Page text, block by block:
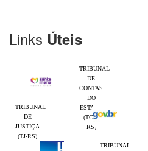
Links Úteis
TRIBUNAL
DE
CONTAS
DO
ESTADO
(TCE-
RS)
TRIBUNAL
DE
JUSTIÇA
(TJ-RS)
TRIBUNAL